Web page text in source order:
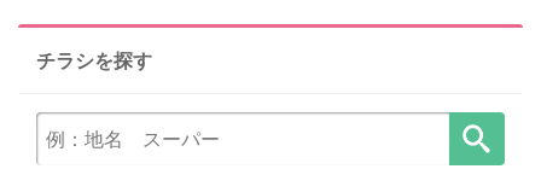
チラシを探す